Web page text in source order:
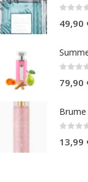
49,90
79,90
13,99